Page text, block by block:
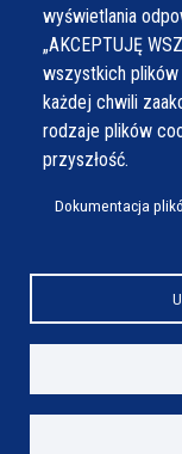
wyświetlania
„AKCEPTUJĘ
wszystkich plików
każdej chwili
rodzaje plików
przyszłość.
Dokumentacja